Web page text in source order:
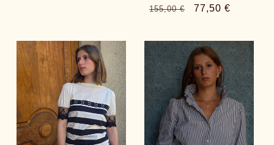
Regular
155,00 €
Sale
77,50 €